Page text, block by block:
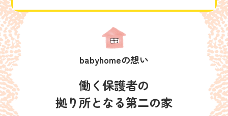
babyhomeの想い
働く保護者の
拠り所となる第二の家